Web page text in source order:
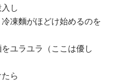
し
凍麵がほどけ始めるのを
ユラユラ（ここは優し
ら